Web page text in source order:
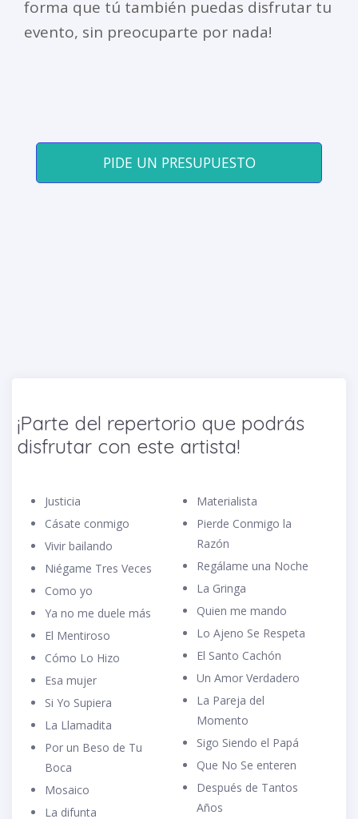
forma que tú también puedas disfrutar tu
evento, sin preocuparte por nada!
PIDE UN PRESUPUESTO
¡Parte del repertorio que podrás
disfrutar con este artista!
Justicia
Cásate conmigo
Vivir bailando
Niégame Tres Veces
Como yo
Ya no me duele más
El Mentiroso
Cómo Lo Hizo
Esa mujer
Si Yo Supiera
La Llamadita
Por un Beso de Tu
Boca
Mosaico
La difunta
Materialista
Pierde Conmigo la
Razón
Regálame una Noche
La Gringa
Quien me mando
Lo Ajeno Se Respeta
El Santo Cachón
Un Amor Verdadero
La Pareja del
Momento
Sigo Siendo el Papá
Que No Se enteren
Después de Tantos
Años